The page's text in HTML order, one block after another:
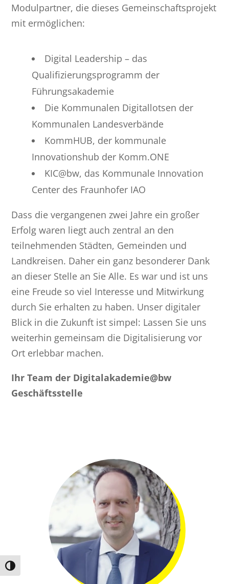
Umschalten auf hohe Kontraste
Modulpartner, die dieses Gemeinschaftsprojekt
mit ermöglichen:
Digital Leadership – das
Qualifizierungsprogramm der
Führungsakademie
Die Kommunalen Digitallotsen der
Kommunalen Landesverbände
KommHUB, der kommunale
Innovationshub der Komm.ONE
KIC@bw, das Kommunale Innovation
Center des Fraunhofer IAO
Dass die vergangenen zwei Jahre ein großer
Erfolg waren liegt auch zentral an den
teilnehmenden Städten, Gemeinden und
Landkreisen. Daher ein ganz besonderer Dank
an dieser Stelle an Sie Alle. Es war und ist uns
eine Freude so viel Interesse und Mitwirkung
durch Sie erhalten zu haben. Unser digitaler
Blick in die Zukunft ist simpel: Lassen Sie uns
weiterhin gemeinsam die Digitalisierung vor
Ort erlebbar machen.
Ihr Team der Digitalakademie@bw
Geschäftsstelle